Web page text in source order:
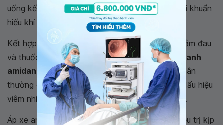
uống kết hợp theo kháng sinh đồ để chống cả vi khuẩn
hiếu khí và
Kết hợp dùng thuốc hạ sốt khi sốt cao, thuốc giảm đau
và thuốc chống viêm. Thời gian điều trịáp xe quanh
amidan thường kéo dài ít nhất 10 ngày. Bệnh nhân
thường có chỉ định cắt amidan sau khi hết các dấu hiệu
viêm nhiễm tại chỗ và toàn thân khoảng 1 tháng.
Áp xe amidan nếu không được chẩn đoán và điều trị kịp